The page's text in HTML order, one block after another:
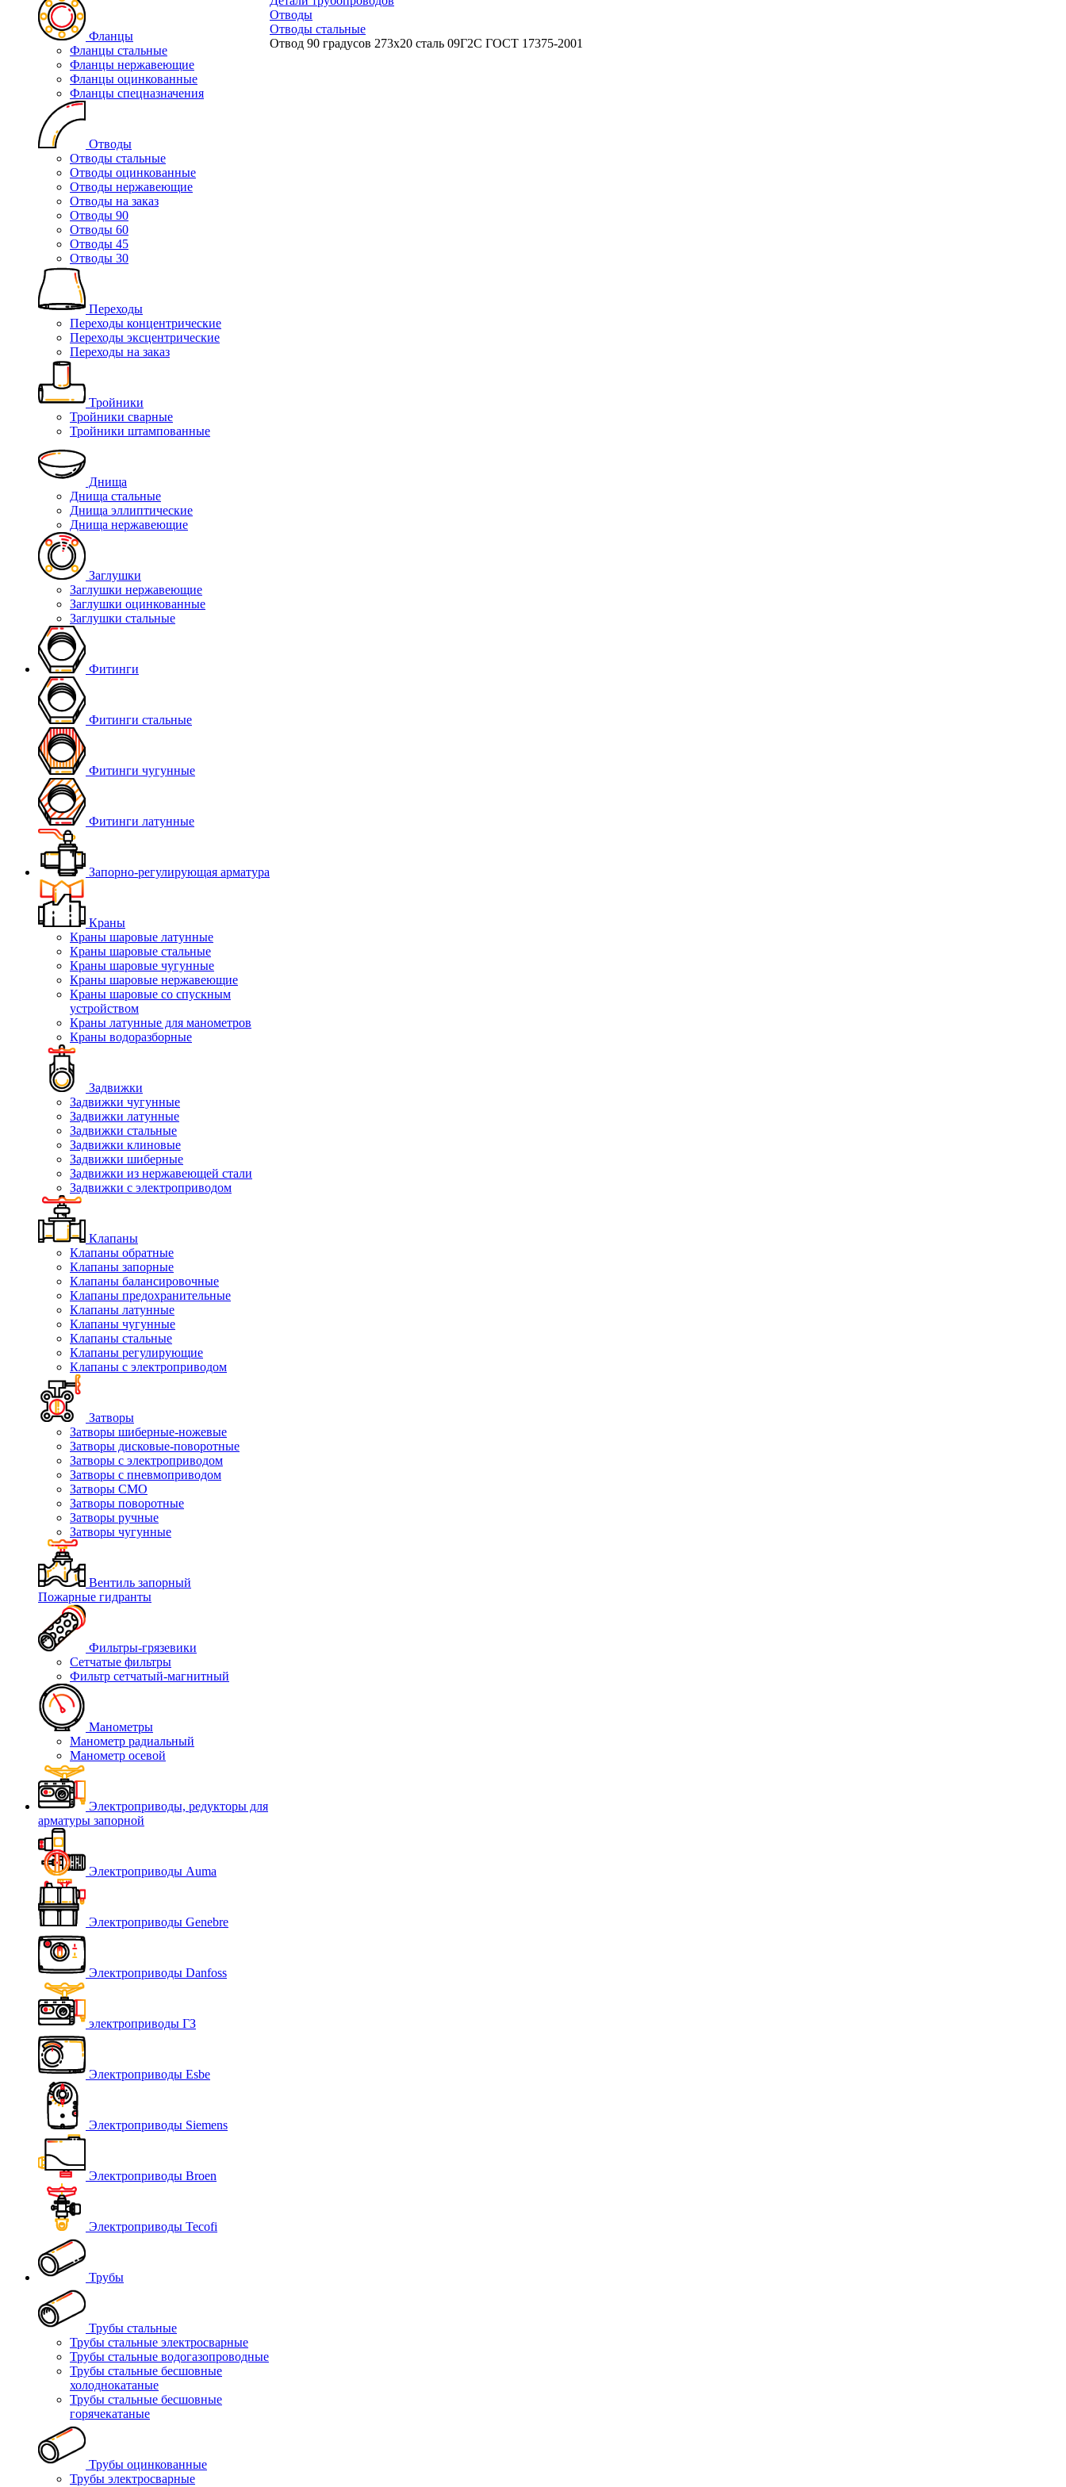
Фланцы
Фланцы стальные
Фланцы нержавеющие
Фланцы оцинкованные
Фланцы спецназначения
Отводы
Отводы стальные
Отводы оцинкованные
Отводы нержавеющие
Отводы на заказ
Отводы 90
Отводы 60
Отводы 45
Отводы 30
Переходы
Переходы концентрические
Переходы эксцентрические
Переходы на заказ
Тройники
Тройники сварные
Тройники штампованные
Днища
Днища стальные
Днища эллиптические
Днища нержавеющие
Заглушки
Заглушки нержавеющие
Заглушки оцинкованные
Заглушки стальные
Фитинги
Фитинги стальные
Фитинги чугунные
Фитинги латунные
Запорно-регулирующая арматура
Краны
Краны шаровые латунные
Краны шаровые стальные
Краны шаровые чугунные
Краны шаровые нержавеющие
Краны шаровые со спускным
устройством
Краны латунные для манометров
Краны водоразборные
Задвижки
Задвижки чугунные
Задвижки латунные
Задвижки стальные
Задвижки клиновые
Задвижки шиберные
Задвижки из нержавеющей стали
Задвижки с электроприводом
Клапаны
Клапаны обратные
Клапаны запорные
Клапаны балансировочные
Клапаны предохранительные
Клапаны латунные
Клапаны чугунные
Клапаны стальные
Клапаны регулирующие
Клапаны с электроприводом
Затворы
Затворы шиберные-ножевые
Затворы дисковые-поворотные
Затворы с электроприводом
Затворы с пневмоприводом
Затворы СМО
Затворы поворотные
Затворы ручные
Затворы чугунные
Вентиль запорный
Пожарные гидранты
Фильтры-грязевики
Сетчатые фильтры
Фильтр сетчатый-магнитный
Манометры
Манометр радиальный
Манометр осевой
Электроприводы, редукторы для
арматуры запорной
Электроприводы Auma
Электроприводы Genebre
Электроприводы Danfoss
электроприводы ГЗ
Электроприводы Esbe
Электроприводы Siemens
Электроприводы Broen
Электроприводы Tecofi
Трубы
Трубы стальные
Трубы стальные электросварные
Трубы стальные водогазопроводные
Трубы стальные бесшовные
холоднокатаные
Трубы стальные бесшовные
горячекатаные
Трубы оцинкованные
Трубы электросварные
Отводы
Отводы стальные
Отвод 90 градусов 273х20 сталь 09Г2С ГОСТ 17375-2001